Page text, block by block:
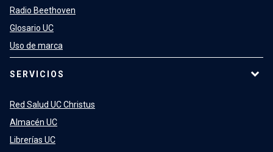
Radio Beethoven
Glosario UC
Uso de marca
SERVICIOS
Red Salud UC Christus
Almacén UC
Librerías UC